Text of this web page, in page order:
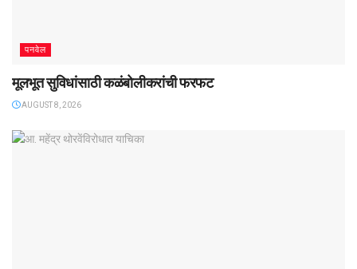
पनवेल
मूलभूत सुविधांसाठी कळंबोलीकरांची फरफट
AUGUST 8, 2026